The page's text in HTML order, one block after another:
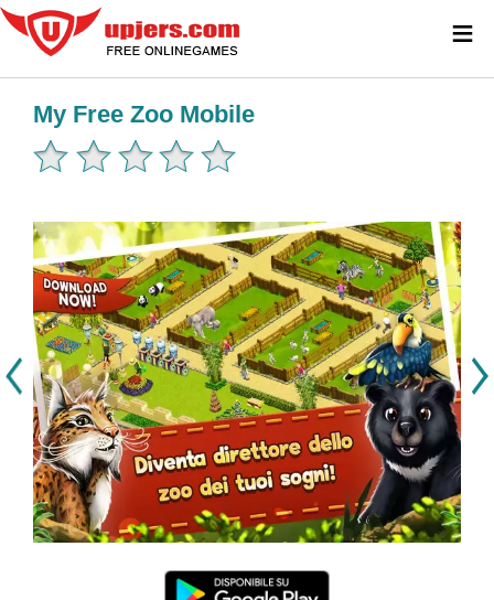
My Free Zoo Mobile
≡